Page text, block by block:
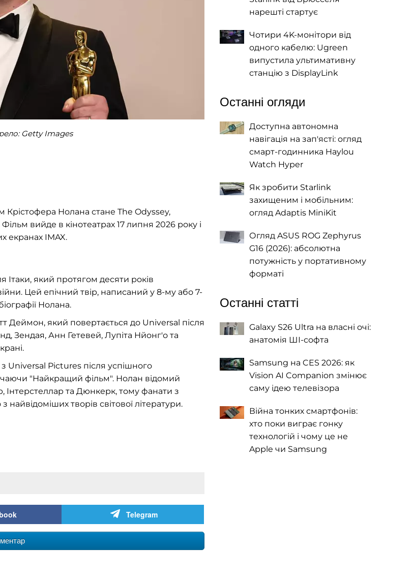
Getty Images
Нолана стане The Odyssey,
вийде в кінотеатрах 17 липня 2026 року і
екранах IMAX.
Ітаки, який протягом десяти років
Цей епічний твір, написаний у 8-му або 7-
Нолана.
Деймон, який повертається до Universal після
Зендая, Анн Гетевей, Лупіта Нйонг'о та
Universal Pictures після успішного
"Найкращий фільм". Нолан відомий
та Дюнкерк, тому фанати з
творів світової літератури.
Telegram
нарешті стартує
Чотири 4K-монітори від
одного кабелю: Ugreen
випустила ультимативну
станцію з DisplayLink
Останні огляди
Доступна автономна
навігація на зап'ясті: огляд
смарт-годинника Haylou
Watch Hyper
Як зробити Starlink
захищеним і мобільним:
огляд Adaptis MiniKit
Огляд ASUS ROG Zephyrus
G16 (2026): абсолютна
потужність у портативному
форматі
Останні статті
Galaxy S26 Ultra на власні очі:
анатомія ШІ-софта
Samsung на CES 2026: як
Vision AI Companion змінює
саму ідею телевізора
Війна тонких смартфонів:
хто поки виграє гонку
технологій і чому це не
Apple чи Samsung